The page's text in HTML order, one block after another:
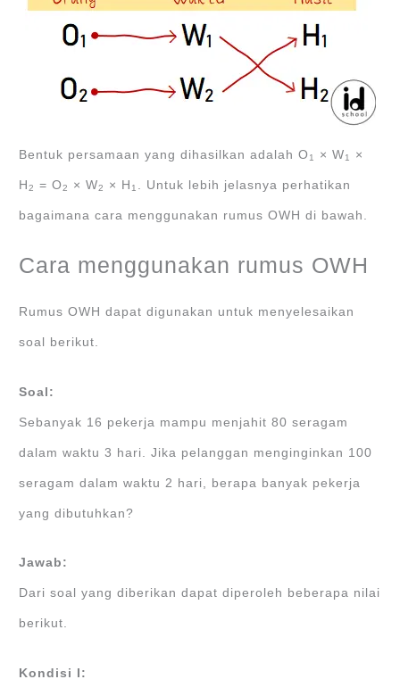
Bentuk persamaan yang dihasilkan adalah O 1 × W1 ×
H2 = O2 × W2 × H 1 . Untuk lebih jelasnya perhatikan
bagaimana cara menggunakan rumus OWH di bawah.
Cara menggunakan rumus OWH
Rumus OWH dapat digunakan untuk menyelesaikan
soal berikut.
Soal:
Sebanyak 16 pekerja mampu menjahit 80 seragam
dalam waktu 3 hari. Jika pelanggan menginginkan 100
seragam dalam waktu 2 hari, berapa banyak pekerja
yang dibutuhkan?
Jawab:
Dari soal yang diberikan dapat diperoleh beberapa nilai
berikut.
Kondisi I: